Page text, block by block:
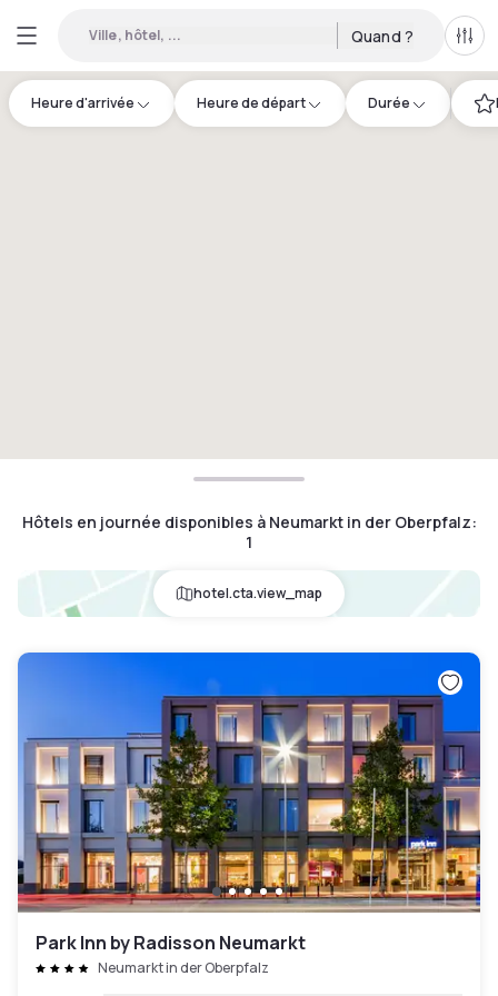
Ville, hôtel, ... Quand ?
Heure d'arrivée Heure de départ Durée
Hôtels en journée disponibles à Neumarkt in der Oberpfalz:
1
hotel.cta.view_map
Park Inn by Radisson Neumarkt
Neumarkt in der Oberpfalz